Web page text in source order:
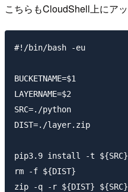
こちらもCloudShell上にアッ
#!/bin/bash -eu
BUCKETNAME=$1
LAYERNAME=$2
SRC=./python
DIST=./layer.zip
pip3.9 install -t
rm -f ${DIST}
zip -q -r ${DIST} ${SRC}